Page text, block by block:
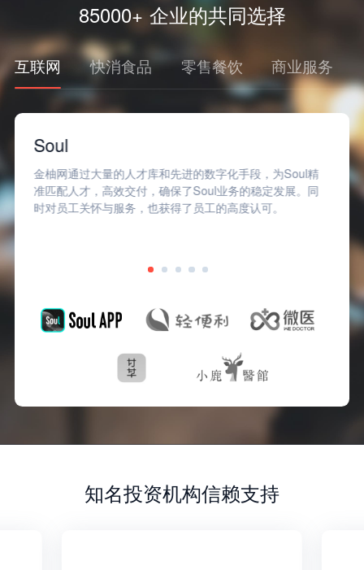
85000+ 企业的共同选择
互联网 快消食品 零售餐饮 商业服务
Soul
金柚网通过大量的人才库和先进的数字化手段，为Soul精
准匹配人才，高效交付，确保了Soul业务的稳定发展。同
时对员工关怀与服务，也获得了员工的高度认可。
知名投资机构信赖支持